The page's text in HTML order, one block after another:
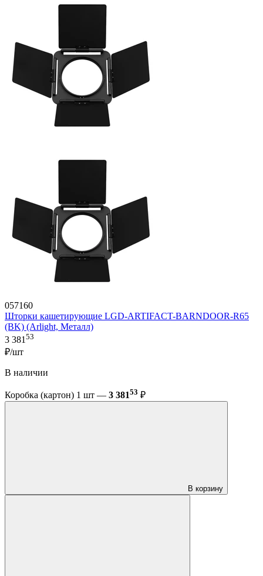
057160
Шторки кашетирующие LGD-ARTIFACT-BARNDOOR-R65
(BK) (Arlight, Металл)
3 381 53
₽/шт
В наличии
Коробка (картон) 1 шт — 3 38153 ₽
В корзину